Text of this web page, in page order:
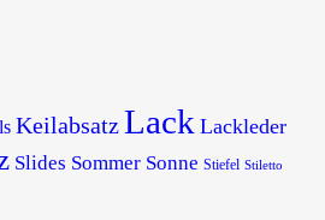
KeilabsatzLack Lackleder
Slides Sommer Sonne Stiefel Stiletto